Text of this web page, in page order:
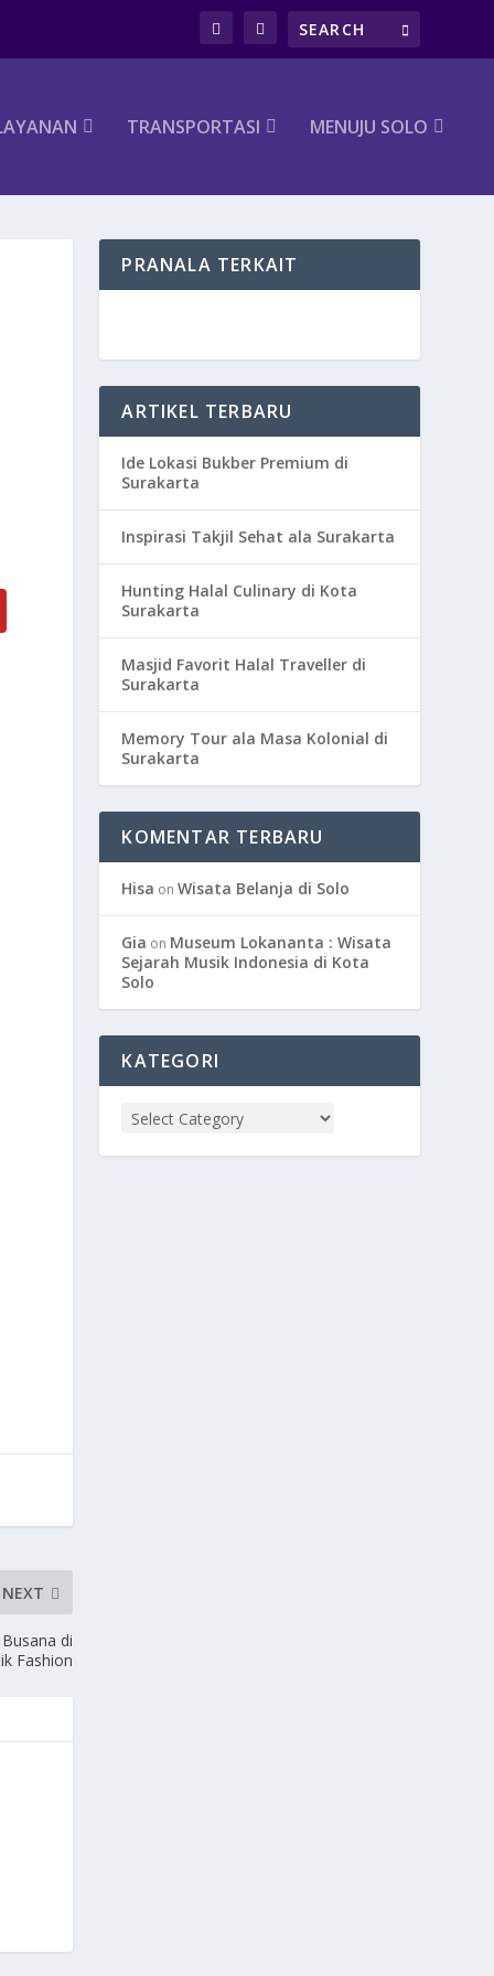
TRANSPORTASI MENUJU SOLO
NEXT
di
Fashion
PRANALA TERKAIT
ARTIKEL TERBARU
Ide Lokasi Bukber Premium di
Surakarta
Inspirasi Takjil Sehat ala Surakarta
Hunting Halal Culinary di Kota
Surakarta
Masjid Favorit Halal Traveller di
Surakarta
Memory Tour ala Masa Kolonial di
Surakarta
KOMENTAR TERBARU
Hisa onWisata Belanja di Solo
Gia on Museum Lokananta : Wisata
Sejarah Musik Indonesia di Kota
Solo
KATEGORI